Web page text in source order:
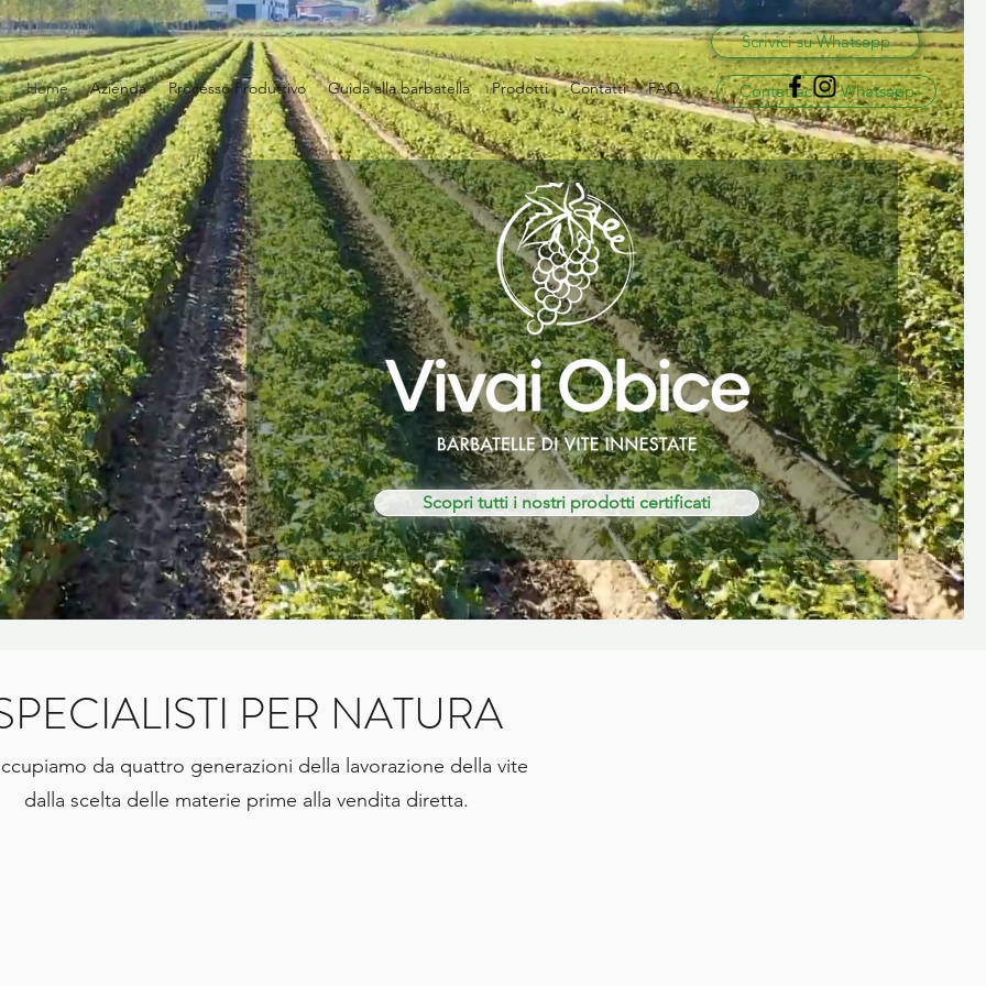
Scrivici su Whatsapp
Home Azienda Processo Produttivo Guida alla barbatella Prodotti Contatti FAQ Contattaci su Whatsapp
Scopri tutti i nostri prodotti certificati
PER NATURA
da quattro generazioni della lavorazione della vite
dalla scelta delle materie prime alla vendita diretta.